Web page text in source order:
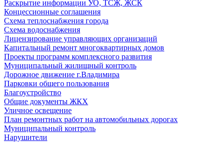
Раскрытие информации УО, ТСЖ, ЖСК
Концессионные соглашения
Схема теплоснабжения города
Схема водоснабжения
Лицензирование управляющих организаций
Капитальный ремонт многоквартирных домов
Проекты программ комплексного развития
Муниципальный жилищный контроль
Дорожное движение г.Владимира
Парковки общего пользования
Благоустройство
Общие документы ЖКХ
Уличное освещение
План ремонтных работ на автомобильных дорогах
Муниципальный контроль
Нарушители